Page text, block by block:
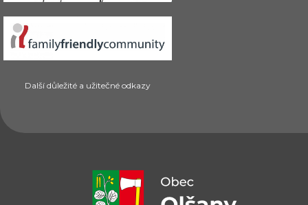
Další důležité a užitečné odkazy